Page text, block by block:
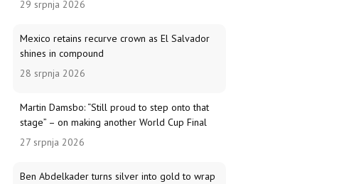
29 srpnja 2026
Mexico retains recurve crown as El Salvador
shines in compound
28 srpnja 2026
Martin Damsbo: “Still proud to step onto that
stage” – on making another World Cup Final
27 srpnja 2026
Ben Abdelkader turns silver into gold to wrap